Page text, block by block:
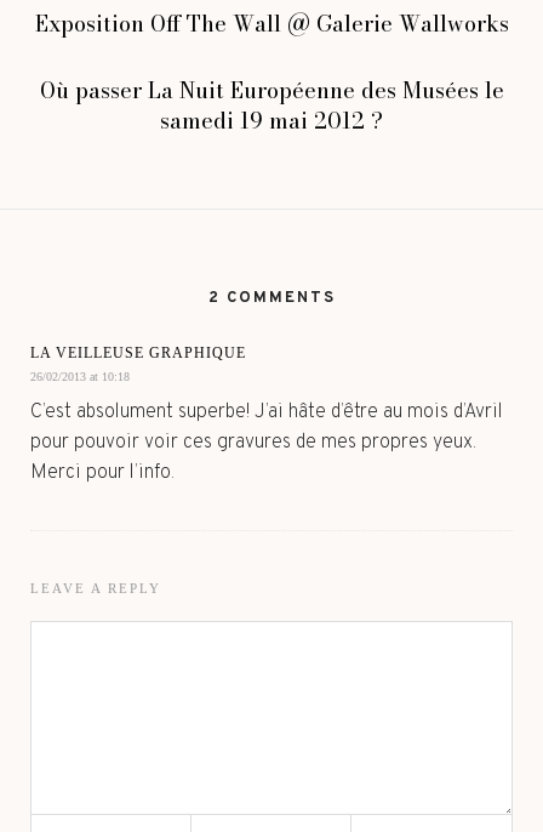
Exposition Off The Wall @ Galerie Wallworks
Où passer La Nuit Européenne des Musées le
samedi 19 mai 2012 ?
2 COMMENTS
LA VEILLEUSE GRAPHIQUE
26/02/2013 at 10:18
C’est absolument superbe! J’ai hâte d’être au mois d’Avril
pour pouvoir voir ces gravures de mes propres yeux.
Merci pour l’info.
LEAVE A REPLY